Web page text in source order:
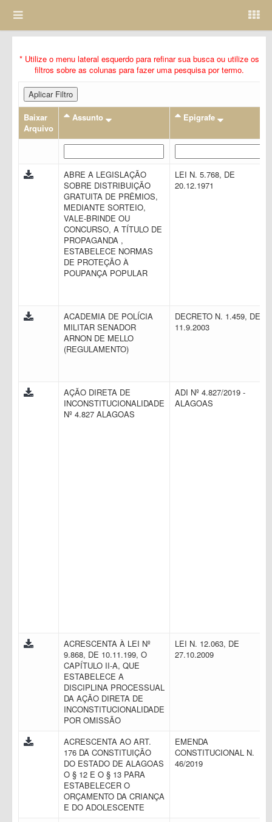
* Utilize o menu lateral esquerdo para refinar sua busca ou utilize os
filtros sobre as colunas para fazer uma pesquisa por termo.
Aplicar Filtro
Baixar
Arquivo
Assunto Epigrafe
ABRE A LEGISLAÇÃO
SOBRE DISTRIBUIÇÃO
GRATUITA DE PRÊMIOS,
MEDIANTE SORTEIO,
VALE-BRINDE OU
CONCURSO, A TÍTULO DE
PROPAGANDA ,
ESTABELECE NORMAS
DE PROTEÇÃO À
POUPANÇA POPULAR
LEI N. 5.768, DE
20.12.1971
ACADEMIA DE POLÍCIA
MILITAR SENADOR
ARNON DE MELLO
(REGULAMENTO)
DECRETO N. 1.459, DE
11.9.2003
AÇÃO DIRETA DE
INCONSTITUCIONALIDADE
Nº 4.827 ALAGOAS
ADI Nº 4.827/2019 -
ALAGOAS
ACRESCENTA À LEI Nº
9.868, DE 10.11.199, O
CAPÍTULO II-A, QUE
ESTABELECE A
DISCIPLINA PROCESSUAL
DA AÇÃO DIRETA DE
INCONSTITUCIONALIDADE
POR OMISSÃO
LEI N. 12.063, DE
27.10.2009
ACRESCENTA AO ART.
176 DA CONSTITUIÇÃO
DO ESTADO DE ALAGOAS
O § 12 E O § 13 PARA
ESTABELECER O
ORÇAMENTO DA CRIANÇA
E DO ADOLESCENTE
EMENDA
CONSTITUCIONAL N.
46/2019